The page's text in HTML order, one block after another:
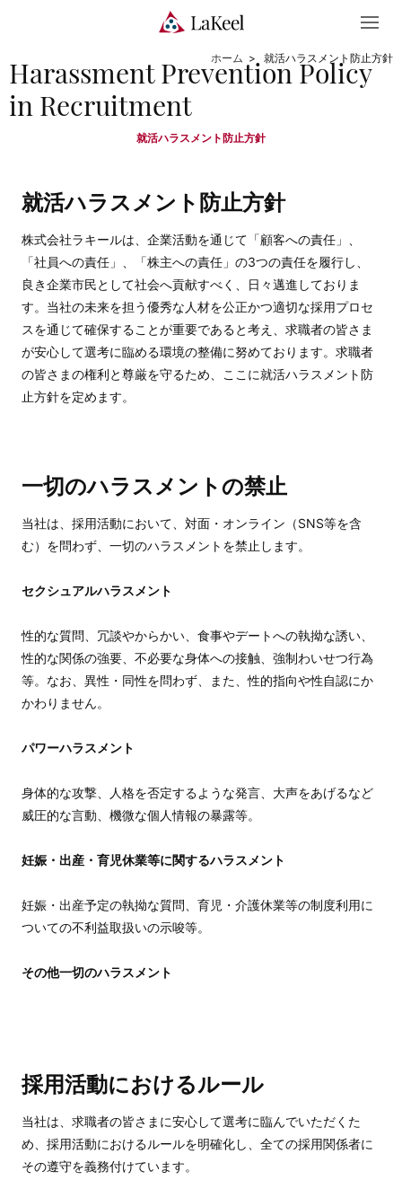
就活ハラスメント防止方針
Harassment Prevention Policy
in Recruitment
就活ハラスメント防止方針
就活ハラスメント防止方針
株式会社ラキールは、企業活動を通じて「顧客への責任」、
「社員への責任」、「株主への責任」の3つの責任を履行し、
良き企業市民として社会へ貢献すべく、日々邁進しておりま
す。当社の未来を担う優秀な人材を公正かつ適切な採用プロセ
スを通じて確保することが重要であると考え、求職者の皆さま
が安心して選考に臨める環境の整備に努めております。求職者
の皆さまの権利と尊厳を守るため、ここに就活ハラスメント防
止方針を定めます。
一切のハラスメントの禁止
当社は、採用活動において、対面・オンライン（SNS等を含
む）を問わず、一切のハラスメントを禁止します。
セクシュアルハラスメント
性的な質問、冗談やからかい、食事やデートへの執拗な誘い、
性的な関係の強要、不必要な身体への接触、強制わいせつ行為
等。なお、異性・同性を問わず、また、性的指向や性自認にか
かわりません。
パワーハラスメント
身体的な攻撃、人格を否定するような発言、大声をあげるなど
威圧的な言動、機微な個人情報の暴露等。
妊娠・出産・育児休業等に関するハラスメント
妊娠・出産予定の執拗な質問、育児・介護休業等の制度利用に
ついての不利益取扱いの示唆等。
その他一切のハラスメント
採用活動におけるルール
当社は、求職者の皆さまに安心して選考に臨んでいただくた
め、採用活動におけるルールを明確化し、全ての採用関係者に
その遵守を義務付けています。